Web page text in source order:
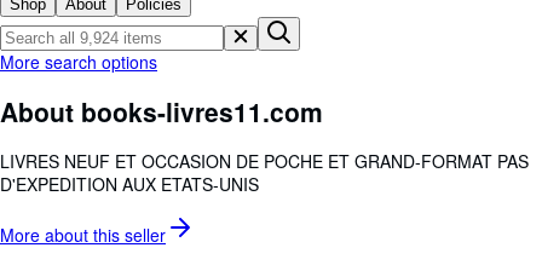
Textbooks
Sellers
CLOSE
Shop About Policies
More search options
About books-livres11.com
LIVRES NEUF ET OCCASION DE POCHE ET GRAND-FORMAT PAS
D'EXPEDITION AUX ETATS-UNIS
More about this seller